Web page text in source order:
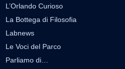
L’Orlando Curioso
La Bottega di Filosofia
Labnews
Le Voci del Parco
Parliamo di…